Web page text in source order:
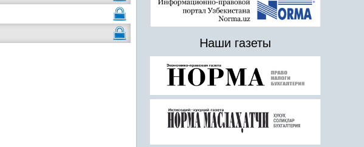
Наши газеты